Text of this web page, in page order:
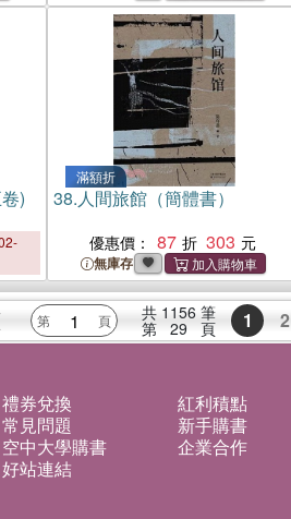
)
滿額折
38.人間旅館（簡體書）
優惠價： 87 303
無庫存
共 1156 筆
第 29 頁 1 2
禮券兌換
紅利積點
常見問題
新手購書
空中大學購書
企業合作
好站連結